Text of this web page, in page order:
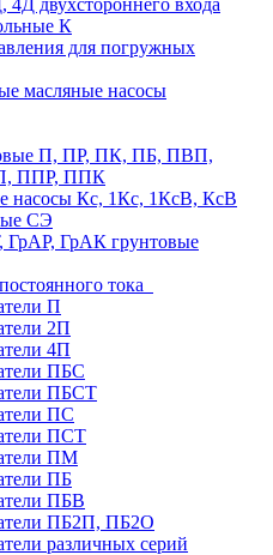
двухстороннего входа
К
для погружных
масляные насосы
П, ПР, ПК, ПБ, ПВП,
ППР, ППК
насосы Кс, 1Кс, 1КсВ, КсВ
СЭ
ГрАР, ГрАК грунтовые
тока
П
2П
4П
ПБС
ПБСТ
ПС
ПСТ
ПМ
ПБ
ПБВ
ПБ2П, ПБ2О
различных серий